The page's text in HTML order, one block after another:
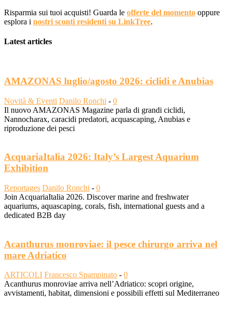
Risparmia sui tuoi acquisti! Guarda le offerte del momento oppure
esplora i nostri sconti residenti su LinkTree.
Latest articles
AMAZONAS luglio/agosto 2026: ciclidi e Anubias
Novità & Eventi Danilo Ronchi - 0
Il nuovo AMAZONAS Magazine parla di grandi ciclidi,
Nannocharax, caracidi predatori, acquascaping, Anubias e
riproduzione dei pesci
AcquariaItalia 2026: Italy’s Largest Aquarium
Exhibition
Reportages Danilo Ronchi - 0
Join AcquariaItalia 2026. Discover marine and freshwater
aquariums, aquascaping, corals, fish, international guests and a
dedicated B2B day
Acanthurus monroviae: il pesce chirurgo arriva nel
mare Adriatico
ARTICOLI Francesco Spampinato - 0
Acanthurus monroviae arriva nell’Adriatico: scopri origine,
avvistamenti, habitat, dimensioni e possibili effetti sul Mediterraneo